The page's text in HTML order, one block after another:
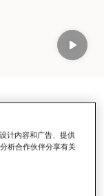
Play
计内容和广告、提供
析合作伙伴分享有关